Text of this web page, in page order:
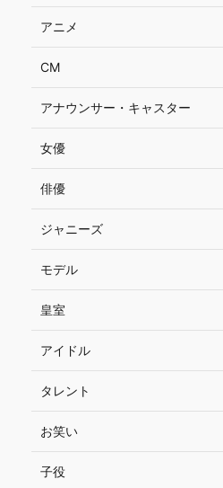
アニメ
CM
アナウンサー・キャスター
女優
俳優
ジャニーズ
モデル
皇室
アイドル
タレント
お笑い
子役